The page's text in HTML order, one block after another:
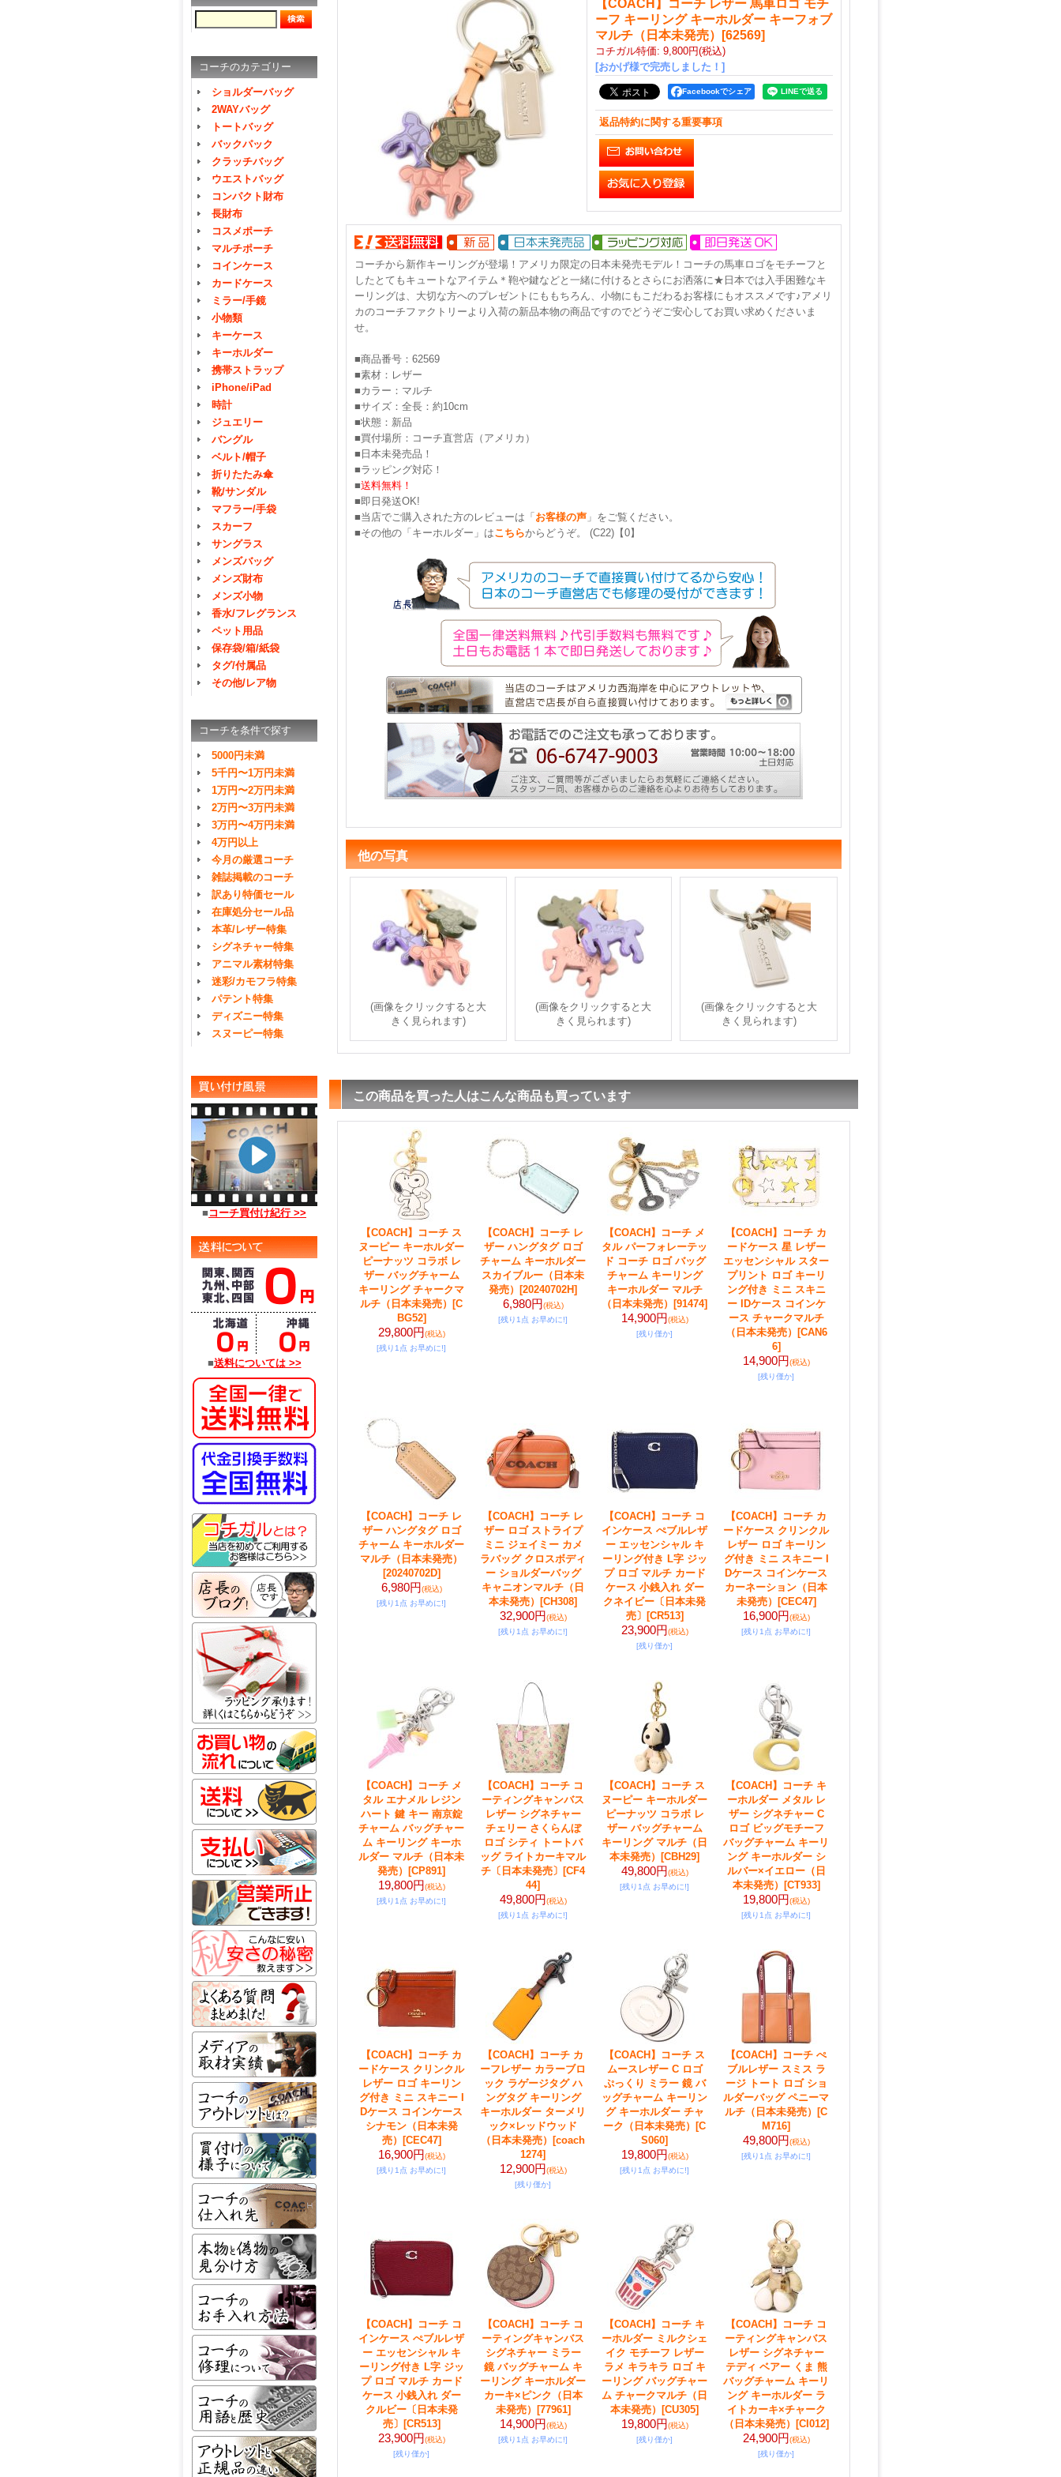
コーチのカテゴリー
ショルダーバッグ
2WAYバッグ
トートバッグ
バックパック
クラッチバッグ
ウエストバッグ
コンパクト財布
長財布
コスメポーチ
マルチポーチ
コインケース
カードケース
ミラー/手鏡
小物類
キーケース
キーホルダー
携帯ストラップ
iPhone/iPad
時計
ジュエリー
バングル
ベルト/帽子
折りたたみ傘
靴/サンダル
マフラー/手袋
スカーフ
サングラス
メンズバッグ
メンズ財布
メンズ小物
香水/フレグランス
ペット用品
保存袋/箱/紙袋
タグ/付属品
その他/レア物
コーチを条件で探す
5000円未満
5千円〜1万円未満
1万円〜2万円未満
2万円〜3万円未満
3万円〜4万円未満
4万円以上
今月の厳選コーチ
雑誌掲載のコーチ
訳あり特価セール
在庫処分セール品
本革/レザー特集
シグネチャー特集
アニマル素材特集
迷彩/カモフラ特集
パテント特集
ディズニー特集
スヌーピー特集
■ コーチ買付け紀行 >>
■送料については >>
【COACH】コーチ レザー 馬車ロゴ モチ
ーフ キーリング キーホルダー キーフォブ
マルチ（日本未発売）
[62569]
コチガル特価: 9,800円(税込)
[おかげ様で完売しました！]
Facebookでシェア
返品特約に関する重要事項
コーチから新作キーリングが登場！アメリカ限定の日本未発売モデル！コーチの馬車ロゴをモチーフと
したとてもキュートなアイテム＊鞄や鍵などと一緒に付けるとさらにお洒落に★日本では入手困難なキ
ーリングは、大切な方へのプレゼントにももちろん、小物にもこだわるお客様にもオススメです♪アメリ
カのコーチファクトリーより入荷の新品本物の商品ですのでどうぞご安心してお買い求めくださいま
せ。
■商品番号：62569
■素材：レザー
■カラー：マルチ
■サイズ：全長：約10cm
■状態：新品
■買付場所：コーチ直営店（アメリカ）
■日本未発売品！
■ラッピング対応！
■送料無料！
■即日発送OK!
■当店でご購入された方のレビューは「 お客様の声 」をご覧ください。
■その他の「キーホルダー」はこちらからどうぞ。 (C22)【0】
他の写真
(画像をクリックすると大
きく見られます)
(画像をクリックすると大
きく見られます)
(画像をクリックすると大
きく見られます)
この商品を買った人はこんな商品も買っています
【COACH】コーチ ス
ヌーピー キーホルダー
ピーナッツ コラボ レ
ザー バッグチャーム
キーリング チャークマ
ルチ（日本未発売）
[C
BG52]
29,800円(税込)
[残り1点 お早めに!]
【COACH】コーチ レ
ザー ハングタグ ロゴ
チャーム キーホルダー
スカイブルー（日本未
発売）
[20240702H]
6,980円(税込)
[残り1点 お早めに!]
【COACH】コーチ メ
タル パーフォレーテッ
ド コーチ ロゴ バッグ
チャーム キーリング
キーホルダー マルチ
（日本未発売）
[91474]
14,900円(税込)
[残り僅か]
【COACH】コーチ カ
ードケース 星 レザー
エッセンシャル スター
プリント ロゴ キーリ
ング付き ミニ スキニ
ー IDケース コインケ
ース チャークマルチ
（日本未発売）
[CAN6
6]
14,900円(税込)
[残り僅か]
【COACH】コーチ レ
ザー ハングタグ ロゴ
チャーム キーホルダー
マルチ（日本未発売）
[20240702D]
6,980円(税込)
[残り1点 お早めに!]
【COACH】コーチ レ
ザー ロゴ ストライプ
ミニ ジェイミー カメ
ラバッグ クロスボディ
ー ショルダーバッグ
キャニオンマルチ（日
本未発売）
[CH308]
32,900円(税込)
[残り1点 お早めに!]
【COACH】コーチ コ
インケース ぺブルレザ
ー エッセンシャル キ
ーリング付き L字 ジッ
プ ロゴ マルチ カード
ケース 小銭入れ ダー
クネイビー〔日本未発
売〕 [CR513]
23,900円(税込)
[残り僅か]
【COACH】コーチ カ
ードケース クリンクル
レザー ロゴ キーリン
グ付き ミニ スキニー I
Dケース コインケース
カーネーション（日本
未発売）
[CEC47]
16,900円(税込)
[残り1点 お早めに!]
【COACH】コーチ メ
タル エナメル レジン
ハート 鍵 キー 南京錠
チャーム バッグチャー
ム キーリング キーホ
ルダー マルチ（日本未
発売）
[CP891]
19,800円(税込)
[残り1点 お早めに!]
【COACH】コーチ コ
ーティングキャンバス
レザー シグネチャー
チェリー さくらんぼ
ロゴ シティ トートバ
ッグ ライトカーキマル
チ〔日本未発売〕 [CF4
44]
49,800円(税込)
[残り1点 お早めに!]
【COACH】コーチ ス
ヌーピー キーホルダー
ピーナッツ コラボ レ
ザー バッグチャーム
キーリング マルチ（日
本未発売）
[CBH29]
49,800円(税込)
[残り1点 お早めに!]
【COACH】コーチ キ
ーホルダー メタル レ
ザー シグネチャー C
ロゴ ビッグモチーフ
バッグチャーム キーリ
ング キーホルダー シ
ルバー×イエロー（日
本未発売）
[CT933]
19,800円(税込)
[残り1点 お早めに!]
【COACH】コーチ カ
ードケース クリンクル
レザー ロゴ キーリン
グ付き ミニ スキニー I
Dケース コインケース
シナモン（日本未発
売）
[CEC47]
16,900円(税込)
[残り1点 お早めに!]
【COACH】コーチ カ
ーフレザー カラーブロ
ック ラゲージタグ ハ
ングタグ キーリング
キーホルダー ターメリ
ック×レッドウッド
（日本未発売）
[coach
1274]
12,900円(税込)
[残り僅か]
【COACH】コーチ ス
ムースレザー C ロゴ
ぷっくり ミラー 鏡 バ
ッグチャーム キーリン
グ キーホルダー チャ
ーク（日本未発売）
[C
S060]
19,800円(税込)
[残り1点 お早めに!]
【COACH】コーチ ぺ
ブルレザー スミス ラ
ージ トート ロゴ ショ
ルダーバッグ ペニーマ
ルチ（日本未発売）
[C
M716]
49,800円(税込)
[残り1点 お早めに!]
【COACH】コーチ コ
インケース ぺブルレザ
ー エッセンシャル キ
ーリング付き L字 ジッ
プ ロゴ マルチ カード
ケース 小銭入れ ダー
クルビー〔日本未発
売〕 [CR513]
23,900円(税込)
[残り僅か]
【COACH】コーチ コ
ーティングキャンバス
シグネチャー ミラー
鏡 バッグチャーム キ
ーリング キーホルダー
カーキ×ピンク（日本
未発売）
[77961]
14,900円(税込)
[残り1点 お早めに!]
【COACH】コーチ キ
ーホルダー ミルクシェ
イク モチーフ レザー
ラメ キラキラ ロゴ キ
ーリング バッグチャー
ム チャークマルチ（日
本未発売）
[CU305]
19,800円(税込)
[残り僅か]
【COACH】コーチ コ
ーティングキャンバス
レザー シグネチャー
テディ ベアー くま 熊
バッグチャーム キーリ
ング キーホルダー ラ
イトカーキ×チャーク
（日本未発売）
[CI012]
24,900円(税込)
[残り僅か]